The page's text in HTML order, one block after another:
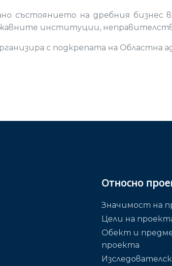
състоянието на дребния бизнес
институции,
с подкрепата на Областна
Относно
Значимост на
Цели на
Обект и
проекта